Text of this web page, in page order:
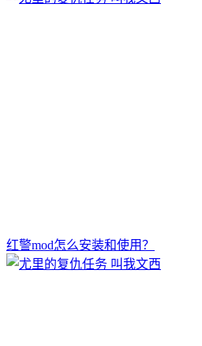
红警mod怎么安装和使用？